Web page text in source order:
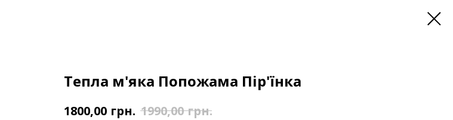
Тепла м'яка Попожама Пір'їнка
1800,00 грн. 1990,00 грн.